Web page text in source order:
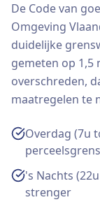
De Code van
Omgeving
duidelijke
gemeten op 1,5
overschreden,
maatregelen te
Overdag (7u
perceelsgrens
's Nachts
strenger